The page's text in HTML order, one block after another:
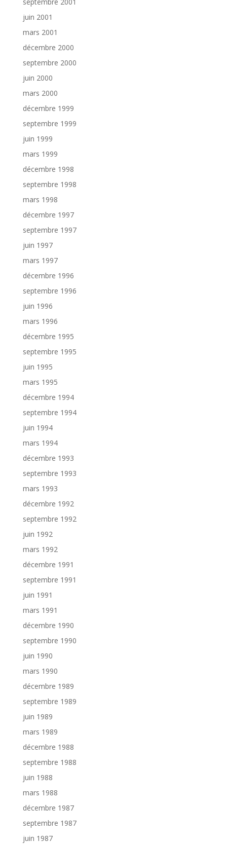
juin 2001
mars 2001
décembre 2000
septembre 2000
juin 2000
mars 2000
décembre 1999
septembre 1999
juin 1999
mars 1999
décembre 1998
septembre 1998
mars 1998
décembre 1997
septembre 1997
juin 1997
mars 1997
décembre 1996
septembre 1996
juin 1996
mars 1996
décembre 1995
septembre 1995
juin 1995
mars 1995
décembre 1994
septembre 1994
juin 1994
mars 1994
décembre 1993
septembre 1993
mars 1993
décembre 1992
septembre 1992
juin 1992
mars 1992
décembre 1991
septembre 1991
juin 1991
mars 1991
décembre 1990
septembre 1990
juin 1990
mars 1990
décembre 1989
septembre 1989
juin 1989
mars 1989
décembre 1988
septembre 1988
juin 1988
mars 1988
décembre 1987
septembre 1987
juin 1987